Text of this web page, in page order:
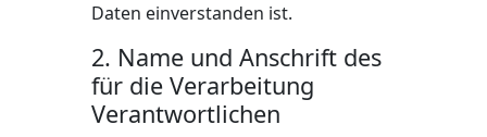
Daten einverstanden ist.
2. Name und Anschrift des
für die Verarbeitung
Verantwortlichen